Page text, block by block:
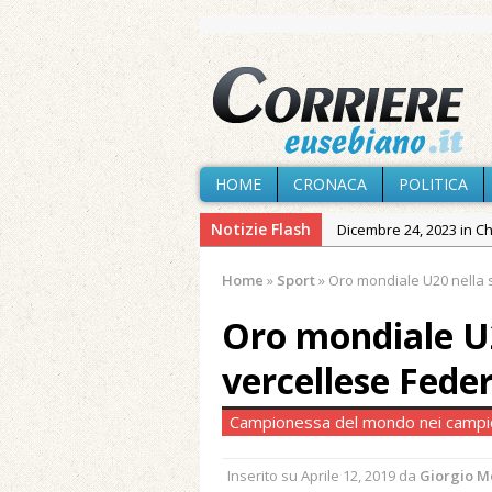
HOME CRONACA POLITICA
Notizie Flash Dicembre 24, 2023 in
Agosto 8, 2026 in
Agosto 7, 2026 in
provvisoria»
Agosto 7, 2026 in
Home » Sport» Oro mondiale U20 nella
Oro mondiale
vercellese
Campionessa del mondo nei
Inserito su Aprile 12, 2019 da Giorgio